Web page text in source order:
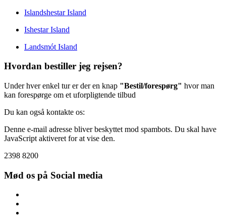
Islandshestar Island
Ishestar Island
Landsmót Island
Hvordan bestiller jeg rejsen?
Under hver enkel tur er der en knap "Bestil/forespørg" hvor man
kan forespørge om et uforpligtende tilbud
Du kan også kontakte os:
Denne e-mail adresse bliver beskyttet mod spambots. Du skal have
JavaScript aktiveret for at vise den.
2398 8200
Mød os på Social media